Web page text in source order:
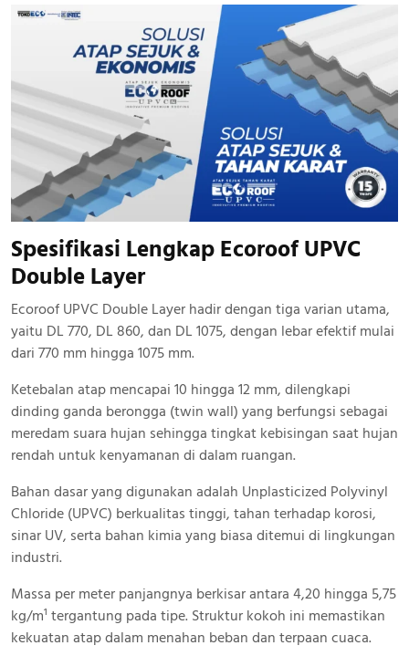
Spesifikasi Lengkap Ecoroof UPVC
Double Layer
Ecoroof UPVC Double Layer hadir dengan tiga varian utama,
yaitu DL 770, DL 860, dan DL 1075, dengan lebar efektif mulai
dari 770 mm hingga 1075 mm.
Ketebalan atap mencapai 10 hingga 12 mm, dilengkapi
dinding ganda berongga (twin wall) yang berfungsi sebagai
meredam suara hujan sehingga tingkat kebisingan saat hujan
rendah untuk kenyamanan di dalam ruangan.
Bahan dasar yang digunakan adalah Unplasticized Polyvinyl
Chloride (UPVC) berkualitas tinggi, tahan terhadap korosi,
sinar UV, serta bahan kimia yang biasa ditemui di lingkungan
industri.
Massa per meter panjangnya berkisar antara 4,20 hingga 5,75
kg/m¹ tergantung pada tipe. Struktur kokoh ini memastikan
kekuatan atap dalam menahan beban dan terpaan cuaca.